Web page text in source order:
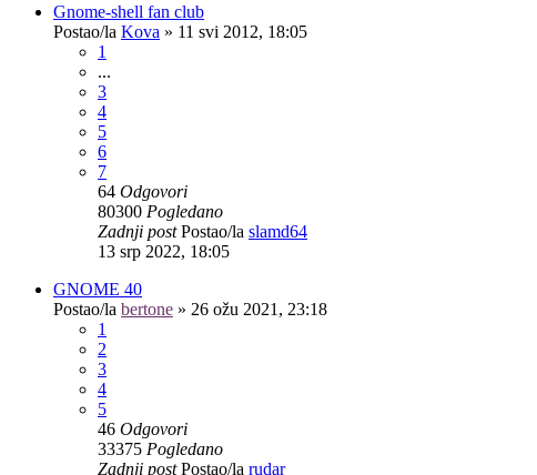
Gnome-shell fan club
Postao/la Kova » 11 svi 2012, 18:05
1
...
3
4
5
6
7
64 Odgovori
80300 Pogledano
Zadnji postPostao/la slamd64
13 srp 2022, 18:05
GNOME 40
Postao/la bertone » 26 ožu 2021, 23:18
1
2
3
4
5
46 Odgovori
33375 Pogledano
Zadnji postPostao/la rudar